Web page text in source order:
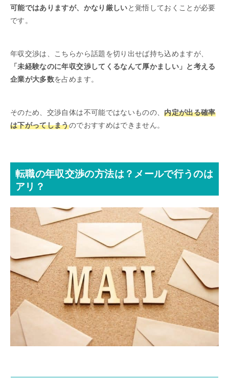
可能ではありますが、かなり厳しいと覚悟しておくことが必要
です。
年収交渉は、こちらから話題を切り出せば持ち込めますが、
「未経験なのに年収交渉してくるなんて厚かましい」と考える
企業が大多数を占めます。
そのため、交渉自体は不可能ではないものの、内定が出る確率
は下がってしまうのでおすすめはできません。
転職の年収交渉の方法は？メールで行うのは
アリ？